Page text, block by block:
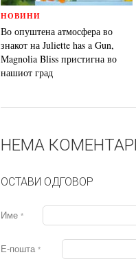
НОВИНИ
Во опуштена атмосфера во
знакот на Juliette has a Gun,
Magnolia Bliss пристигна во
нашиот град
НЕМА
ОСТАВИ ОДГОВОР
Име *
Е-пошта *